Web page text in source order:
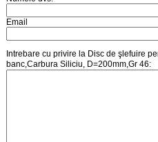
Email
Intrebare cu privire la Disc de şlefuire
banc,Carbura Siliciu, D=200mm,Gr 46: